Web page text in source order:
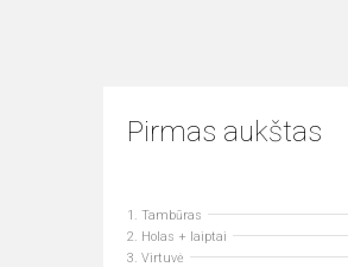
Pirmas aukštas
1. Tambūras
2. Holas + laiptai
3. Virtuvė